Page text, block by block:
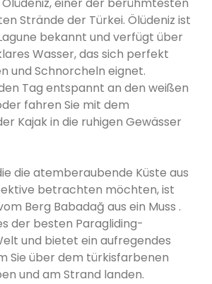
Strände der Türkei. Ölüdeniz ist
bekannt und verfügt über
Wasser, das sich perfekt
und Schnorcheln eignet.
Tag entspannt an den weißen
fahren Sie mit dem
Kajak in die ruhigen Gewässer
die atemberaubende Küste aus
betrachten möchten, ist
Berg Babadağ aus ein Muss .
der besten Paragliding-
und bietet ein aufregendes
Sie über dem türkisfarbenen
und am Strand landen.